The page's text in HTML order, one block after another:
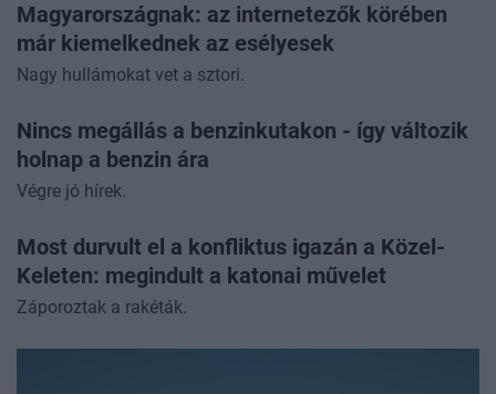
Magyarországnak: az internetezők körében
már kiemelkednek az esélyesek
Nagy hullámokat vet a sztori.
Nincs megállás a benzinkutakon - így változik
holnap a benzin ára
Végre jó hírek.
Most durvult el a konfliktus igazán a Közel-
Keleten: megindult a katonai művelet
Záporoztak a rakéták.